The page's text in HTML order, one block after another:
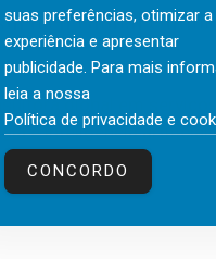
Global
global em serviços
e inteligência artificial
recente...
suas preferências, otimizar a
experiência e apresentar
publicidade. Para mais
leia a nossa
Política de privacidade e
CONCORDO